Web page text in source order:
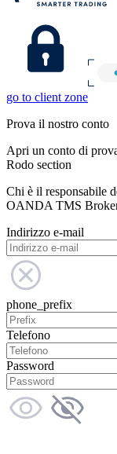
go to client zone
Prova il nostro conto
Apri un conto di
Rodo section
Chi è il responsabile
OANDA TMS
Indirizzo e-mail
phone_prefix
Telefono
Password